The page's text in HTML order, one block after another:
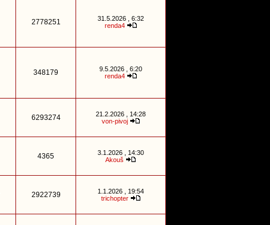
2778251
31.5.2026 , 6:32
renda4
348179
9.5.2026 , 6:20
renda4
6293274
21.2.2026 , 14:28
von-pivoj
4365
3.1.2026 , 14:30
Akouš
2922739
1.1.2026 , 19:54
trichopter